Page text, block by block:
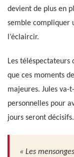
devient de plus en
semble compliquer
l’éclaircir.
Les
que ces moments
majeures. Jules va-
personnelles pour
jours seront décisifs.
« Les